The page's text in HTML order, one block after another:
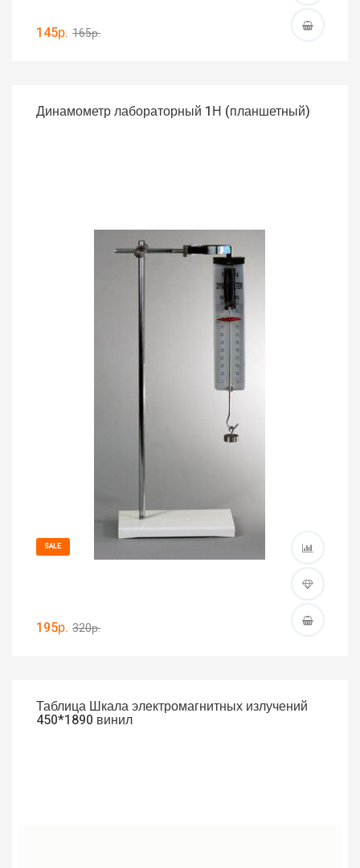
145р. 165р.
Динамометр лабораторный 1Н (планшетный)
SALE
195р. 320р.
Таблица Шкала электромагнитных излучений
450*1890 винил